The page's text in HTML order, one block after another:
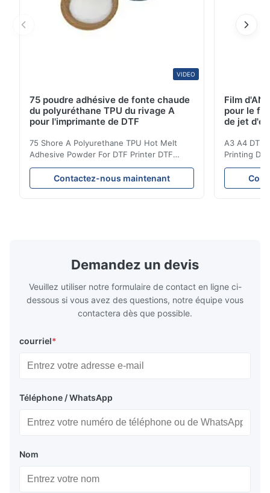
VIDEO
75 poudre adhésive de fonte chaude
du polyuréthane TPU du rivage A
pour l'imprimante de DTF
75 Shore A Polyurethane TPU Hot Melt
Adhesive Powder For DTF Printer DTF
Powder Technical Parameters Bonding
Parameters ( reference only) Temperature
110-130℃ Press 0.5-1.5 kg/cm2 Time 8-20
Contactez-nous maintenant
Film
pour le
de jet
A3 A4 DTF
Printing
application
textile
pattern
Demandez un devis
Veuillez utiliser notre formulaire de contact en ligne ci-
dessous si vous avez des questions, notre équipe vous
contactera dès que possible.
courriel*
Téléphone / WhatsApp
Nom